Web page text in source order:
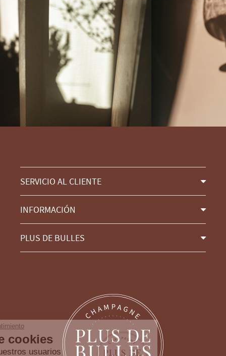
SERVICIO AL CLIENTE
INFORMACIÓN
PLUS DE BULLES
Continúa sin consentimiento
Gestión de cookies
Cuidamos de nuestros usuarios